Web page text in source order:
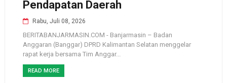
Pendapatan Daerah
Rabu, Juli 08, 2026
BERITABANJARMASIN.COM - Banjarmasin – Badan
Anggaran (Banggar) DPRD Kalimantan Selatan menggelar
rapat kerja bersama Tim Anggar...
READ MORE